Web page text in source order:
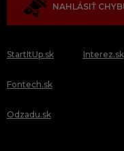
NAHLÁSIŤ
StartItUp.sk
Fontech.sk
Odzadu.sk
Interez.sk